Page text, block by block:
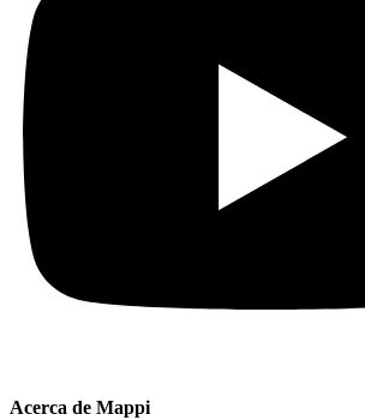
Acerca de Mappi